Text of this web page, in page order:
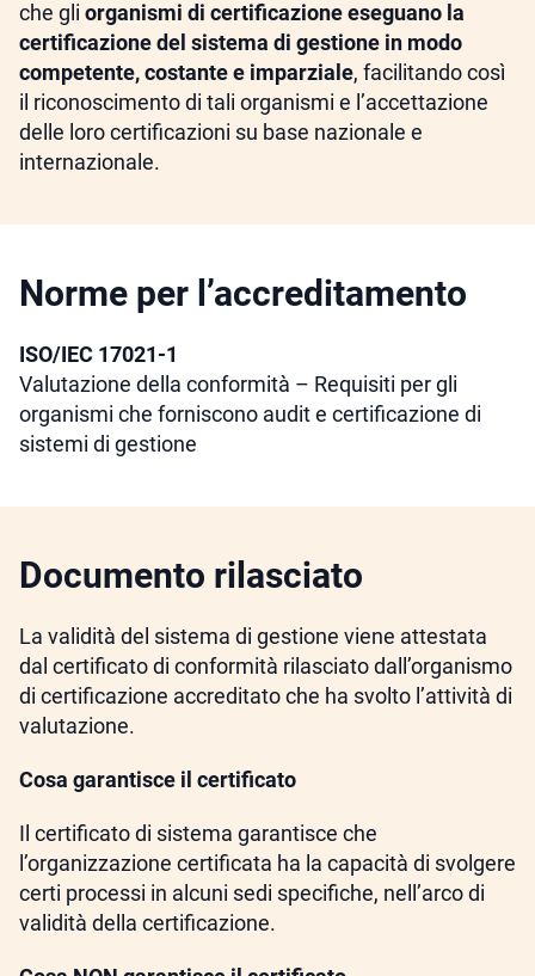
che gli organismi di certificazione eseguano la
certificazione del sistema di gestione in modo
competente, costante e imparziale, facilitando così
il riconoscimento di tali organismi e l’accettazione
delle loro certificazioni su base nazionale e
internazionale.
Norme per l’accreditamento
ISO/IEC 17021-1
Valutazione della conformità – Requisiti per gli
organismi che forniscono audit e certificazione di
sistemi di gestione
Documento rilasciato
La validità del sistema di gestione viene attestata
dal certificato di conformità rilasciato dall’organismo
di certificazione accreditato che ha svolto l’attività di
valutazione.
Cosa garantisce il certificato
Il certificato di sistema garantisce che
l’organizzazione certificata ha la capacità di svolgere
certi processi in alcuni sedi specifiche, nell’arco di
validità della certificazione.